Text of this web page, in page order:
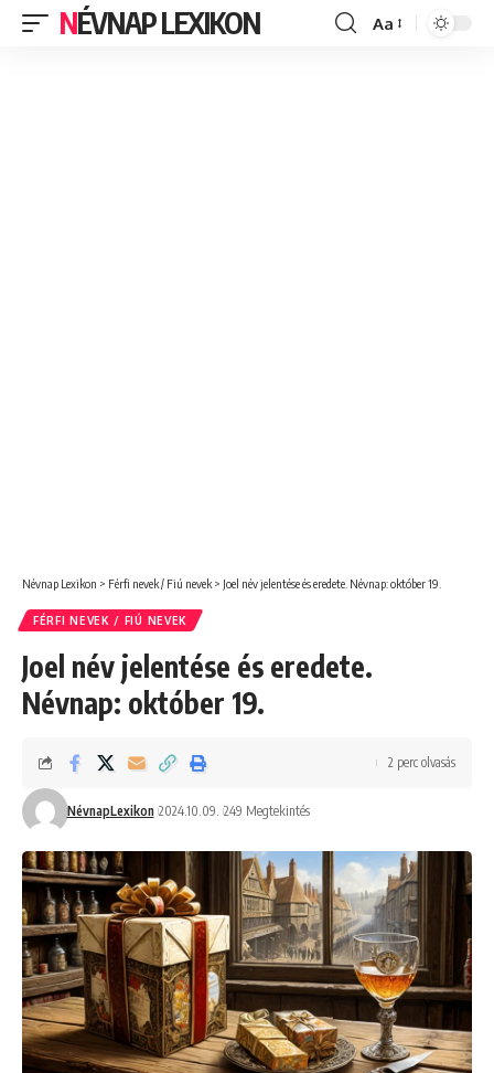
NÉVNAP LEXIKON
Font
Aa
Névnap Lexikon > Férfi nevek / Fiú nevek > Joel név jelentése és eredete. Névnap: október 19.
FÉRFI NEVEK / FIÚ NEVEK
Joel név jelentése és eredete.
Névnap: október 19.
NévnapLexikon 2024.10.09. 249 Megtekintés
2 perc olvasás